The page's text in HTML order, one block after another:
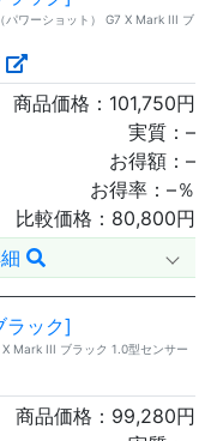
ワーショット） G7 X Mark III ブ
商品価格： 101,750円
実質： –
お得額： –
お得率： –％
比較価格： 80,800円
ック]
Mark III ブラック 1.0型センサー
商品価格： 99,280円